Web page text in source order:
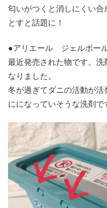
匂いがつくと消しにくい
とすと話題に！
●アリエール ジェルボー
最近発売された物です。
なりました。
冬が過ぎてダニの活動が
にになっていそうな洗剤で